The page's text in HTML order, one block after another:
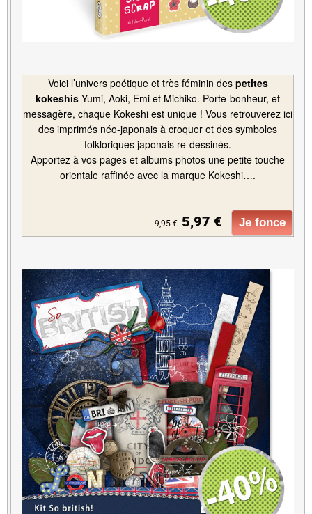
Voici l’univers poétique et très féminin des petites
kokeshis Yumi, Aoki, Emi et Michiko. Porte-bonheur, et
messagère, chaque Kokeshi est unique ! Vous retrouverez ici
des imprimés néo-japonais à croquer et des symboles
folkloriques japonais re-dessinés.
Apportez à vos pages et albums photos une petite touche
orientale raffinée avec la marque Kokeshi….
9,95 € 5,97 € Je fonce